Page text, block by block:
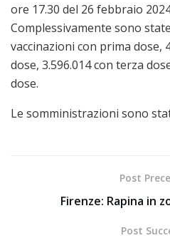
ore 17.30 del 26 febbraio
Complessivamente sono
vaccinazioni con prima dose,
dose, 3.596.014 con terza
dose.
Le somministrazioni sono
Post
Firenze: Rapina in
Post